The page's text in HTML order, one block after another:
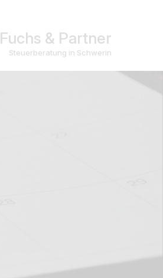
Fuchs & Partner
Steuerberatung in Schwerin